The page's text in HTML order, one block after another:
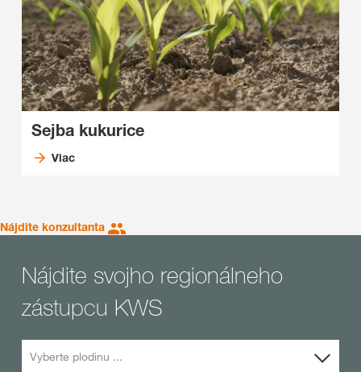
Sejba kukurice
Viac
Nájdite konzultanta
Nájdite svojho regionálneho
zástupcu KWS
Vyberte plodinu ...